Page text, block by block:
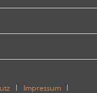
Impressum